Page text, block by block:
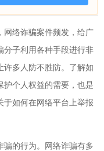
网络诈骗案件频发，给广
分子利用各种手段进行非
许多人防不胜防。了解如
护个人权益的需要，也是
于如何在网络平台上举报
骗的行为。网络诈骗有多